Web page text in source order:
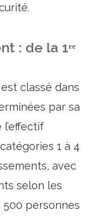
: de la 1ʳᵉ
classé dans
par sa
l’effectif
1 à 4
avec
selon les
500 personnes